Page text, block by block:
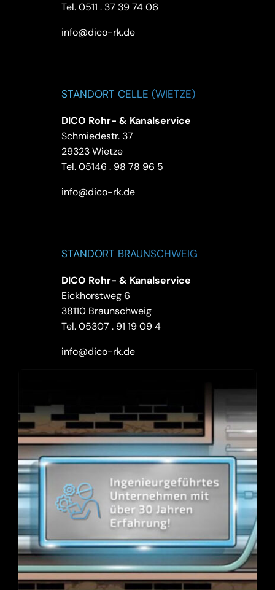
Tel.0511 . 37 39 74 06
info@dico-rk.de
STANDORT CELLE (WIETZE)
DICO Rohr- & Kanalservice
Schmiedestr. 37
29323 Wietze
Tel.05146 . 98 78 96 5
info@dico-rk.de
STANDORT BRAUNSCHWEIG
DICO Rohr- & Kanalservice
Eickhorstweg 6
38110 Braunschweig
Tel.05307 . 91 19 09 4
info@dico-rk.de